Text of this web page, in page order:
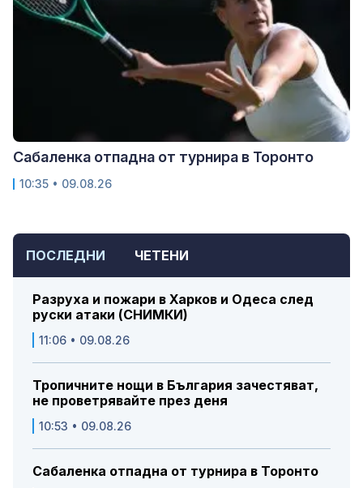
ПОСЛЕДНИ ЧЕТЕНИ
Разруха и пожари в Харков и Одеса след
руски атаки (СНИМКИ)
11:06 • 09.08.26
Тропичните нощи в България зачестяват,
не проветрявайте през деня
10:53 • 09.08.26
Сабаленка отпадна от турнира в Торонто
Сабаленка отпадна от турнира в Торонто
10:35 • 09.08.26